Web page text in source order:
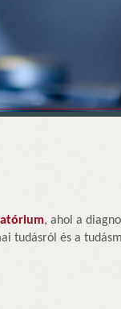
, ahol a
tudásról és a